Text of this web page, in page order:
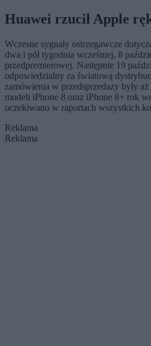
Huawei rzucił Apple
Wczesne sygnały ostrzegawcze
dwa i pół tygodnia wcześniej, 8
przedpremierowej. Następnie 19
odpowiedzialny za światową
zamówienia w przedsprzedaży były
modeli iPhone 8 oraz iPhone 8+ rok
oczekiwano w raportach wszystkich
Reklama
Reklama